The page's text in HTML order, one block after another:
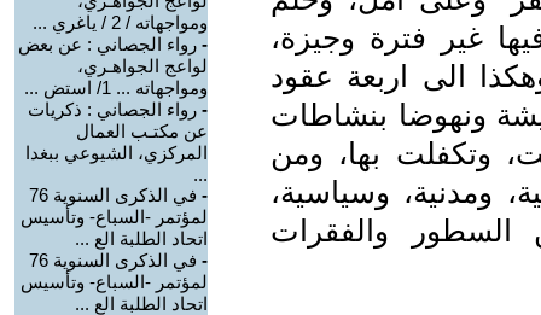
غير فترة وجيزة،
الى اربعة عقود
ونهوضا بنشاطات
وتكفلت بها، ومن
ومدنية، وسياسية،
السطور والفقرات
ومواجهاته / 2 / ياغري ...
- رواء الجصاني : عن بعض
لواعج الجواهـري،
ومواجهاته ... 1/ استض ...
- رواء الجصاني : ذكريات
عن مكتـب العمال
المركزي، الشيوعي ببغدا
...
-
في الذكرى السنوية 76
لمؤتمر -السباع- وتأسيس
اتحاد الطلبة الع ...
-
في الذكرى السنوية 76
لمؤتمر -السباع- وتأسيس
اتحاد الطلبة الع ...